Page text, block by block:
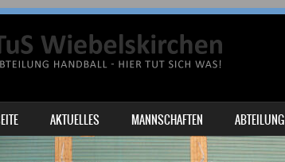
AKTUELLES MANNSCHAFTEN ABTEILUNG